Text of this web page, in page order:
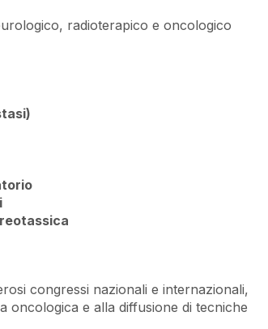
radioterapico e oncologico
congressi nazionali e internazionali,
oncologica e alla diffusione di tecniche